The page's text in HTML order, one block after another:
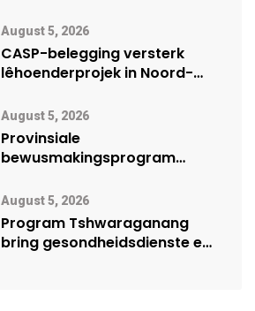
August 5, 2026
CASP-belegging versterk
lêhoenderprojek in Noord-
August 5, 2026
Provinsiale
bewusmakingsprogram
Mensehandel
August 5, 2026
Program Tshwaraganang
bring gesondheidsdienste en